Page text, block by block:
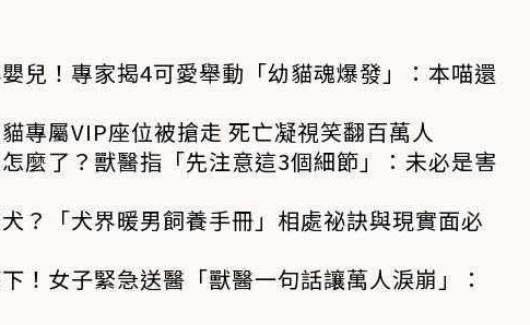
兒！專家揭4可愛舉動「幼貓魂爆發」：本喵還
專屬VIP座位被搶走 死亡凝視笑翻百萬人
麼了？獸醫指「先注意這3個細節」：未必是害
？「犬界暖男飼養手冊」相處祕訣與現實面必
！女子緊急送醫「獸醫一句話讓萬人淚崩」：